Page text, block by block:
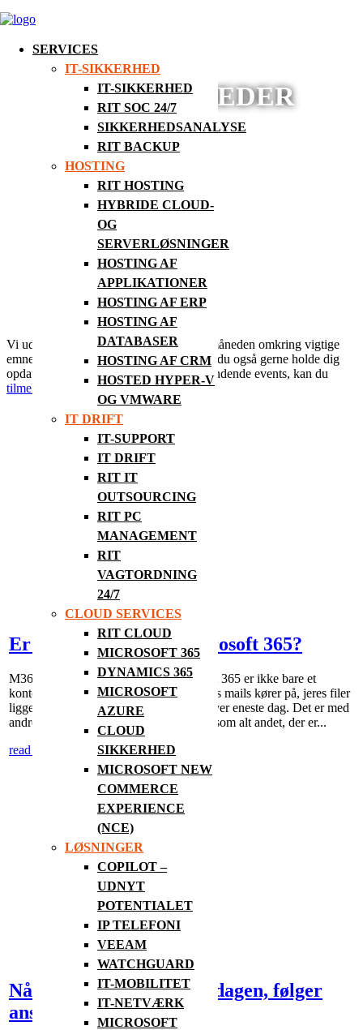
SERVICES
IT-SIKKERHED
IT-SIKKERHED
RIT SOC 24/7
SIKKERHEDSANALYSE
RIT BACKUP
HOSTING
RIT HOSTING
HYBRIDE CLOUD-
OG
SERVERLØSNINGER
HOSTING AF
APPLIKATIONER
HOSTING AF ERP
HOSTING AF
DATABASER
HOSTING AF CRM
HOSTED HYPER-V
OG VMWARE
IT DRIFT
IT-SUPPORT
IT DRIFT
RIT IT
OUTSOURCING
RIT PC
MANAGEMENT
RIT
VAGTORDNING
24/7
CLOUD SERVICES
RIT CLOUD
MICROSOFT 365
DYNAMICS 365
MICROSOFT
AZURE
CLOUD
SIKKERHED
MICROSOFT NEW
COMMERCE
EXPERIENCE
(NCE)
LØSNINGER
COPILOT –
UDNYT
POTENTIALET
IP TELEFONI
VEEAM
WATCHGUARD
IT-MOBILITET
IT-NETVÆRK
MICROSOFT
BLOG/NYHEDER
Vi udsender et nyhedsbrev én gang om måneden omkring vigtige
emner og dagsordener i IT-verdenen. Vil du også gerne holde dig
opdateret og modtage invitationer til spændende events, kan du
tilmelde dig nyhedsbrevet her.
Er der styr på jeres Microsoft 365?
M365 er hjertet i jeres IT-miljø Microsoft 365 er ikke bare et
kontorprogram. Det er den platform, jeres mails kører på, jeres filer
ligger i, og jeres brugere logger ind på hver eneste dag. Det er med
andre ord hjertet i jeres IT-miljø. Og ligesom alt andet, der er...
read more
Når AI rykker ind i hverdagen, følger
ansvaret med